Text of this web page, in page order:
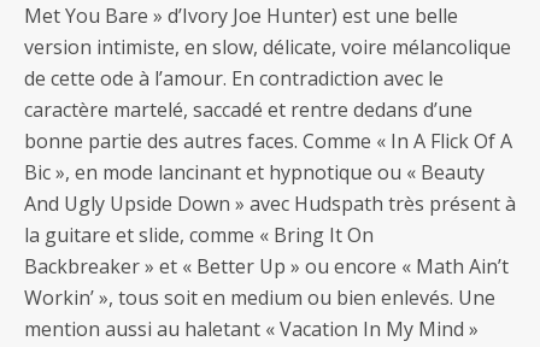
Met You Bare » d’Ivory Joe Hunter) est une belle
version intimiste, en slow, délicate, voire mélancolique
de cette ode à l’amour. En contradiction avec le
caractère martelé, saccadé et rentre dedans d’une
bonne partie des autres faces. Comme « In A Flick Of A
Bic », en mode lancinant et hypnotique ou « Beauty
And Ugly Upside Down » avec Hudspath très présent à
la guitare et slide, comme « Bring It On
Backbreaker » et « Better Up » ou encore « Math Ain’t
Workin’ », tous soit en medium ou bien enlevés. Une
mention aussi au haletant « Vacation In My Mind »